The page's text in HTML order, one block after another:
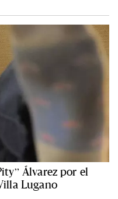
Álvarez por el
Lugano